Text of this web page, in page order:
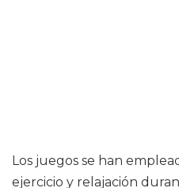
Los juegos se han
ejercicio y relajación